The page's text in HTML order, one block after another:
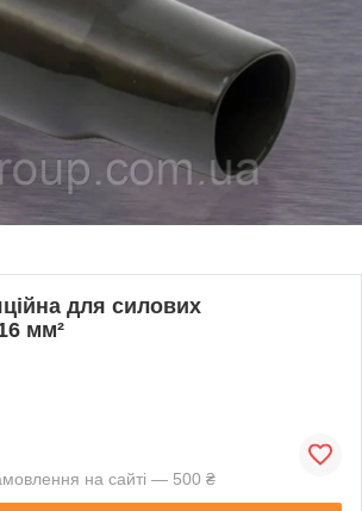
для силових
мм²
на сайті — 500 ₴